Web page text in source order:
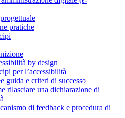
pratiche
by design
per l’accessibilità
guida e criteri di successo
rilasciare una dichiarazione di
di feedback e procedura di